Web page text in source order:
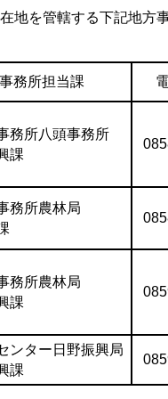
地を管轄する下記地方
務所担当課
務所八頭事務所
課
務所農林局
務所農林局
課
ンター日野振興局
課